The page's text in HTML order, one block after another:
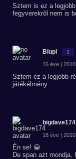
Sztem is ez a
fegyverekről nem is
Blupi 1
16 éve |
Sztem ez a legjobb
játékélmény
bigdave174
16 éve |
Én se! 😀
De span azt mondja,